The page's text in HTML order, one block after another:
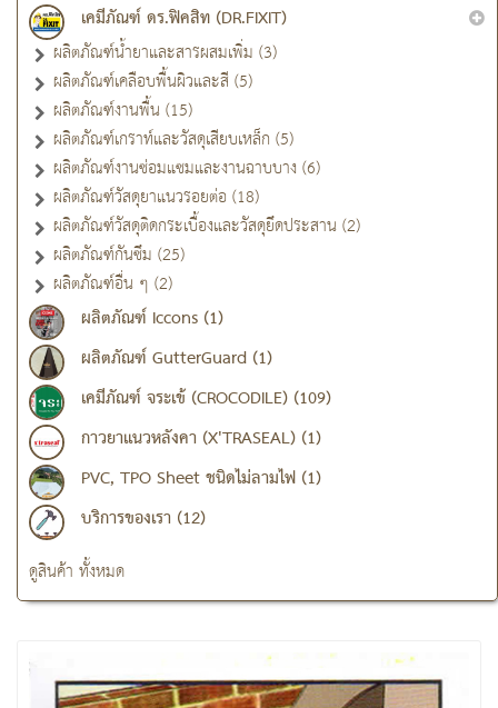
เคมีภัณฑ์ ดร.ฟิคสิท (DR.FIXIT)
ผลิตภัณฑ์น้ำยาและสารผสมเพิ่ม (3)
ผลิตภัณฑ์เคลือบพื้นผิวและสี (5)
ผลิตภัณฑ์งานพื้น (15)
ผลิตภัณฑ์เกราท์และวัสดุเสียบเหล็ก (5)
ผลิตภัณฑ์งานซ่อมแซมและงานฉาบบาง (6)
ผลิตภัณฑ์วัสดุยาแนวรอยต่อ (18)
ผลิตภัณฑ์วัสดุติดกระเบื้องและวัสดุยึดประสาน (2)
ผลิตภัณฑ์กันซึม (25)
ผลิตภัณฑ์อื่น ๆ (2)
ผลิตภัณฑ์ Iccons (1)
ผลิตภัณฑ์ GutterGuard (1)
เคมีภัณฑ์ จระเข้ (CROCODILE) (109)
กาวยาแนวหลังคา (X'TRASEAL) (1)
PVC, TPO Sheet ชนิดไม่ลามไฟ (1)
บริการของเรา (12)
ดูสินค้า ทั้งหมด